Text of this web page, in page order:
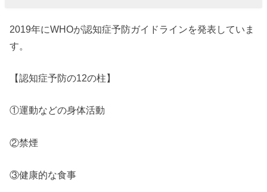
2019年にWHOが認知症予防ガイドラインを発表していま
す。
【認知症予防の12の柱】
①運動などの身体活動
②禁煙
③健康的な食事